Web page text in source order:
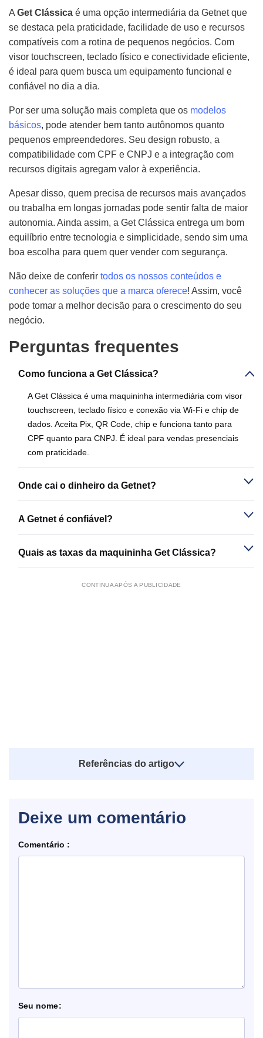
AGet Clássica é uma opção intermediária da Getnet que
se destaca pela praticidade, facilidade de uso e recursos
compatíveis com a rotina de pequenos negócios. Com
visor touchscreen, teclado físico e conectividade eficiente,
é ideal para quem busca um equipamento funcional e
confiável no dia a dia.
Por ser uma solução mais completa que os modelos
básicos, pode atender bem tanto autônomos quanto
pequenos empreendedores. Seu design robusto, a
compatibilidade com CPF e CNPJ e a integração com
recursos digitais agregam valor à experiência.
Apesar disso, quem precisa de recursos mais avançados
ou trabalha em longas jornadas pode sentir falta de maior
autonomia. Ainda assim, a Get Clássica entrega um bom
equilíbrio entre tecnologia e simplicidade, sendo sim uma
boa escolha para quem quer vender com segurança.
Não deixe de conferir todos os nossos conteúdos e
conhecer as soluções que a marca oferece! Assim, você
pode tomar a melhor decisão para o crescimento do seu
negócio.
Perguntas frequentes
Como funciona a Get Clássica?
A Get Clássica é uma maquininha intermediária com visor
touchscreen, teclado físico e conexão via Wi-Fi e chip de
dados. Aceita Pix, QR Code, chip e funciona tanto para
CPF quanto para CNPJ. É ideal para vendas presenciais
com praticidade.
Onde cai o dinheiro da Getnet?
A Getnet é confiável?
Quais as taxas da maquininha Get Clássica?
CONTINUA APÓS A PUBLICIDADE
Referências do artigo
Deixe um comentário
Comentário
nome